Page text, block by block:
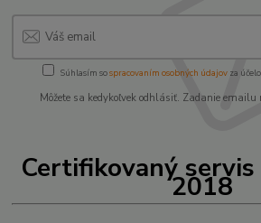
Súhlasím sospracovaním osobných údajov za
Môžete sa kedykoľvek odhlásiť. Zadanie
Certifikovaný
2018